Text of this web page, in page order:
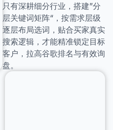
只有深耕细分行业，搭建”分
层关键词矩阵“，按需求层级
逐层布局选词，贴合买家真实
搜索逻辑，才能精准锁定目标
客户，拉高谷歌排名与有效询
盘。